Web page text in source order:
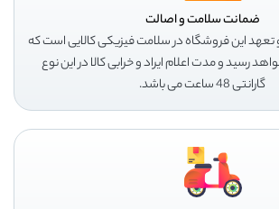
ضمانت سلامت و اصالت
این فروشگاه در سلامت فیزیکی کالایی است که
رسید و مدت اعلام ایراد و خرابی کالا در این نوع
گارانتی 48 ساعت می باشد.